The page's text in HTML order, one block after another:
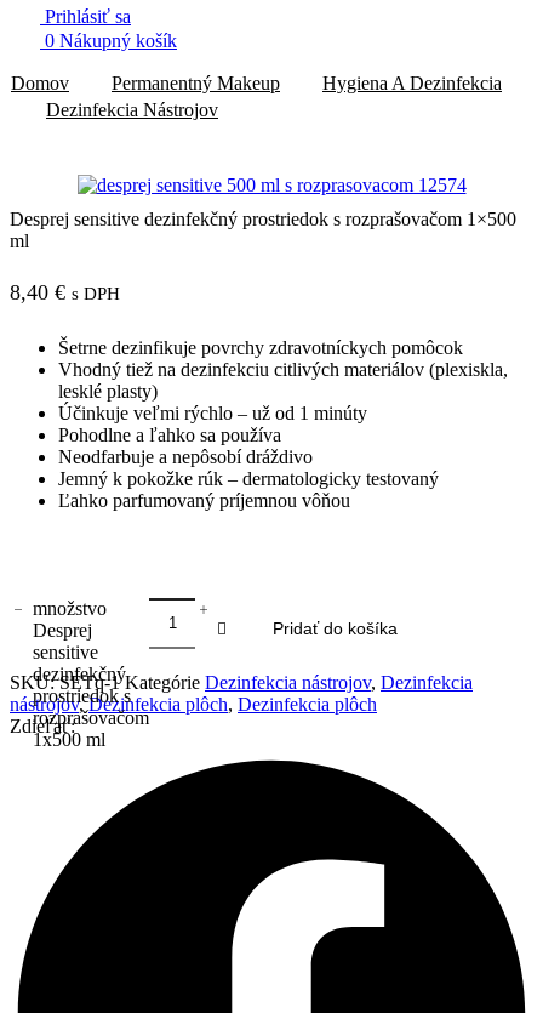
Prihlásiť sa
0 Nákupný košík
Domov Permanentný Makeup
Hygiena A Dezinfekcia
Dezinfekcia Nástrojov
Desprej sensitive dezinfekčný prostriedok s rozprašovačom 1×500
ml
8,40 € s DPH
Šetrne dezinfikuje povrchy zdravotníckych pomôcok
Vhodný tiež na dezinfekciu citlivých materiálov (plexiskla,
lesklé plasty)
Účinkuje veľmi rýchlo – už od 1 minúty
Pohodlne a ľahko sa používa
Neodfarbuje a nepôsobí dráždivo
Jemný k pokožke rúk – dermatologicky testovaný
Ľahko parfumovaný príjemnou vôňou
množstvo
Desprej
sensitive
dezinfekčný
prostriedok s
rozprašovačom
1x500 ml
Pridať do košíka
SKU:SETq-1Kategórie Dezinfekcia nástrojov, Dezinfekcia
nástrojov,Dezinfekcia plôch, Dezinfekcia plôch
Zdieľať: